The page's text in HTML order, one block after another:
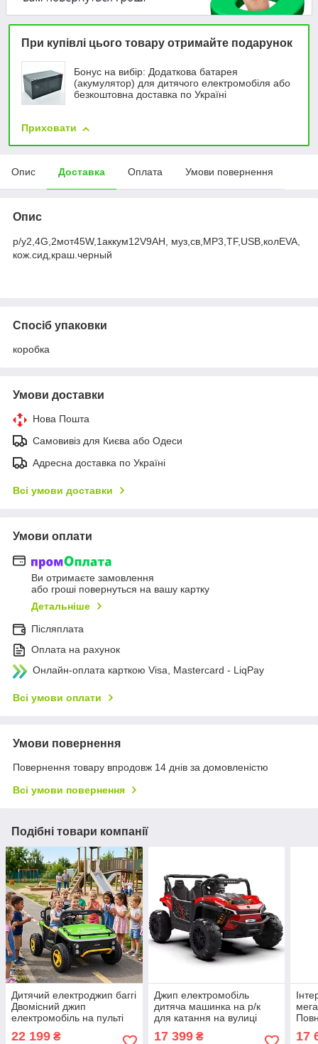
При купівлі цього товару отримайте подарунок
Бонус на вибір: Додаткова батарея
(акумулятор) для дитячого електромобіля або
безкоштовна доставка по Україні
Приховати
Опис Доставка Оплата Умови повернення
Опис
р/у2,4G,2мот45W,1аккум12V9AH, муз,св,MP3,TF,USB,колEVA,
кож.сид,краш.черный
Спосіб упаковки
коробка
Умови доставки
Нова Пошта
Самовивіз для Києва або Одеси
Адресна доставка по Україні
Всі умови доставки
Умови оплати
Ви отримаєте замовлення
або гроші повернуться на вашу картку
Детальніше
Післяплата
Оплата на рахунок
Онлайн-оплата карткою Visa, Mastercard - LiqPay
Всі умови оплати
Умови повернення
Повернення товару впродовж 14 днів за домовленістю
Всі умови повернення
Подібні товари компанії
Дитячий електроджип баггі
Двомісний джип
електромобіль на пульті
зелений 2*65W світло звук
у наборі подарунок
22 199 ₴
Джип електромобіль
дитяча машинка на р/к
для катання на вулиці
Червоний електро
квадроцикл з 2 моторами
17 399₴ 17